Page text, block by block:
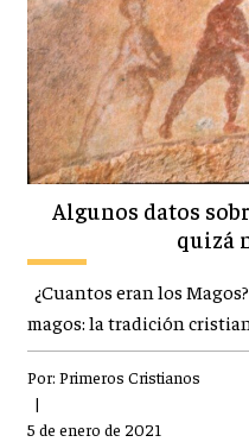
Algunos datos
quizá
¿Cuantos eran los
magos: la tradición
Por: Primeros Cristianos
|
5 de enero de 2021